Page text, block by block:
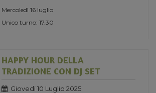
Mercoledì 16 luglio
Unico turno: 17.30
HAPPY HOUR DELLA
TRADIZIONE CON DJ SET
Giovedi 10 Luglio 2025